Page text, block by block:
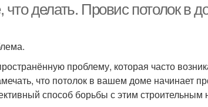
что делать. Провис потолок в
проблему, которая часто
что потолок в вашем доме начинает
способ борьбы с этим строительным